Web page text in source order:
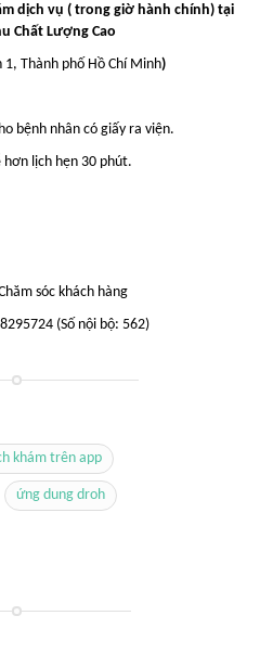
dịch vụ ( trong giờ hành chính) tại
Chất Lượng Cao
Thành phố Hồ Chí Minh)
bệnh nhân có giấy ra viện.
hơn lịch hẹn 30 phút.
sóc khách hàng
(Số nội bộ: 562)
khám trên app
ứng dung droh